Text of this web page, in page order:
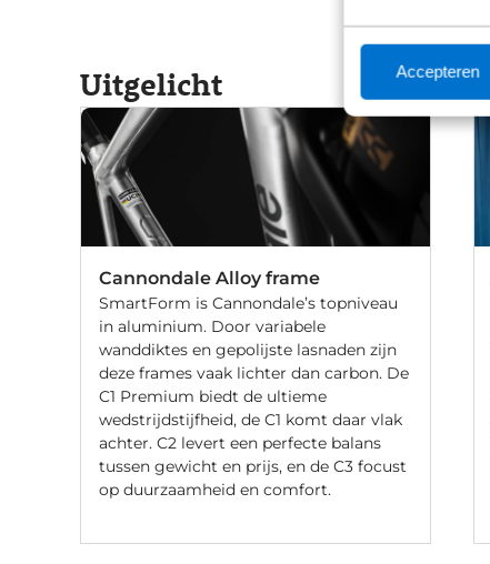
Accepteren
Uitgelicht
Cannondale Alloy frame
SmartForm is Cannondale’s topniveau
in aluminium. Door variabele
wanddiktes en gepolijste lasnaden zijn
deze frames vaak lichter dan carbon. De
C1 Premium biedt de ultieme
wedstrijdstijfheid, de C1 komt daar vlak
achter. C2 levert een perfecte balans
tussen gewicht en prijs, en de C3 focust
op duurzaamheid en comfort.